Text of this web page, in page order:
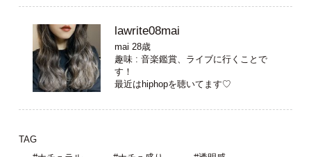
lawrite08mai
mai 28歳
趣味 : 音楽鑑賞、ライブに行くことで
す！
最近はhiphopを聴いてます♡
TAG